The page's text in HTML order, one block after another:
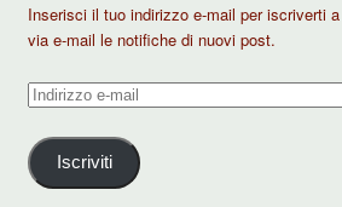
Inserisci il tuo indirizzo e-mail per iscriverti
via e-mail le notifiche di nuovi post.
Indirizzo
mail
Iscriviti